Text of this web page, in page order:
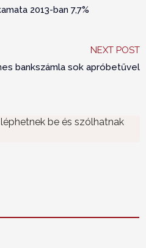
2013-ban 7,7%
NEXT POST
bankszámla sok apróbetűvel
be és szólhatnak